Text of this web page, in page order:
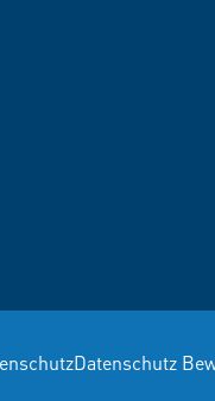
Datenschutz